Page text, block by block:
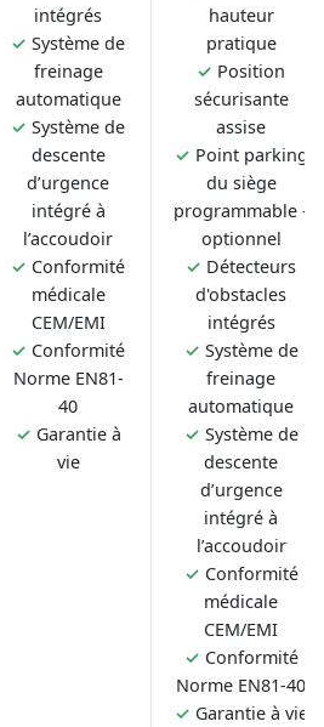
intégrés
✓ Système de
freinage
automatique
✓ Système de
descente
d’urgence
intégré à
l’accoudoir
✓ Conformité
médicale
CEM/EMI
✓ Conformité
Norme EN81-
40
✓ Garantie à
vie
hauteur
pratique
✓ Position
sécurisante
assise
✓ Point parking
du siège
programmable -
optionnel
✓ Détecteurs
d'obstacles
intégrés
✓ Système de
freinage
automatique
✓ Système de
descente
d’urgence
intégré à
l’accoudoir
✓ Conformité
médicale
CEM/EMI
✓ Conformité
Norme EN81-40
✓ Garantie à vie